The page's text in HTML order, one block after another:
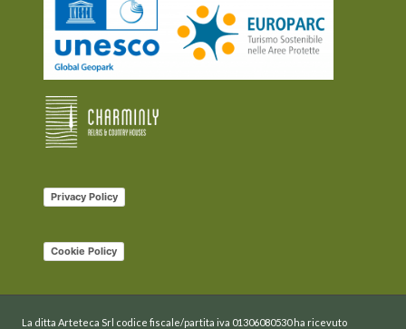
Privacy Policy
Cookie Policy
La ditta Arteteca Srl codice fiscale/partita iva 01306080530 ha ricevuto